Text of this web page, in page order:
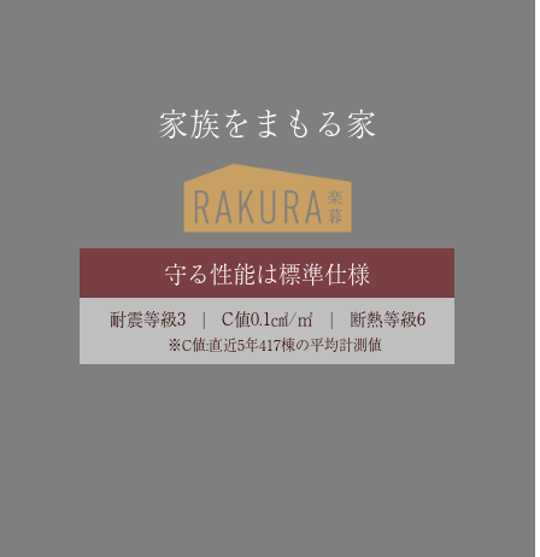
家族をまもる家
守る性能は標準仕様
耐震等級3 | C値0.1㎠/㎡ | 断熱等級6
※C値:直近5年417棟の平均計測値